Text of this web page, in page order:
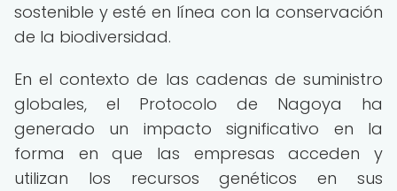
sostenible y esté en línea con la conservación
de la biodiversidad.
En el contexto de las cadenas de suministro
globales, el Protocolo de Nagoya ha
generado un impacto significativo en la
forma en que las empresas acceden y
utilizan los recursos genéticos en sus